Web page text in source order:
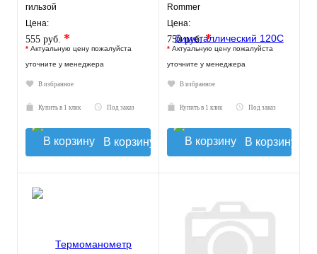
гильзой
Цена:
555 руб. *
* Актуальную цену пожалуйста
уточните у менеджера
В избранное
Купить в 1 клик Под заказ
В корзину
Rommer
Цена:
750 руб.*
* Актуальную цену пожалуйста
уточните у менеджера
В избранное
Купить в 1 клик Под заказ
В корзину